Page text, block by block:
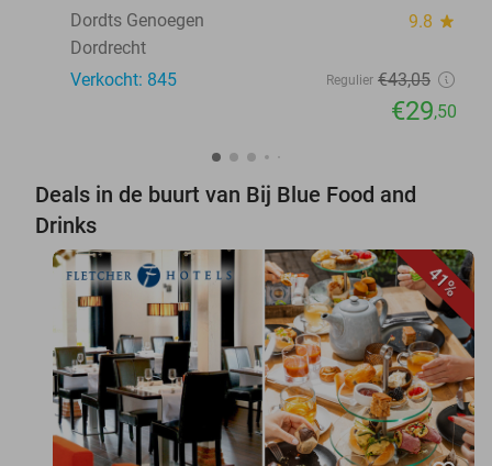
Dordts Genoegen
9.8 star
Dordrecht
Verkocht: 845
Regulier €43,05
€29,50
Deals in de buurt van Bij Blue Food and
Drinks
41%